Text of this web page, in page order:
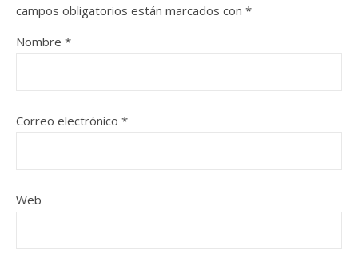
campos obligatorios están marcados con *
Nombre *
Correo electrónico *
Web